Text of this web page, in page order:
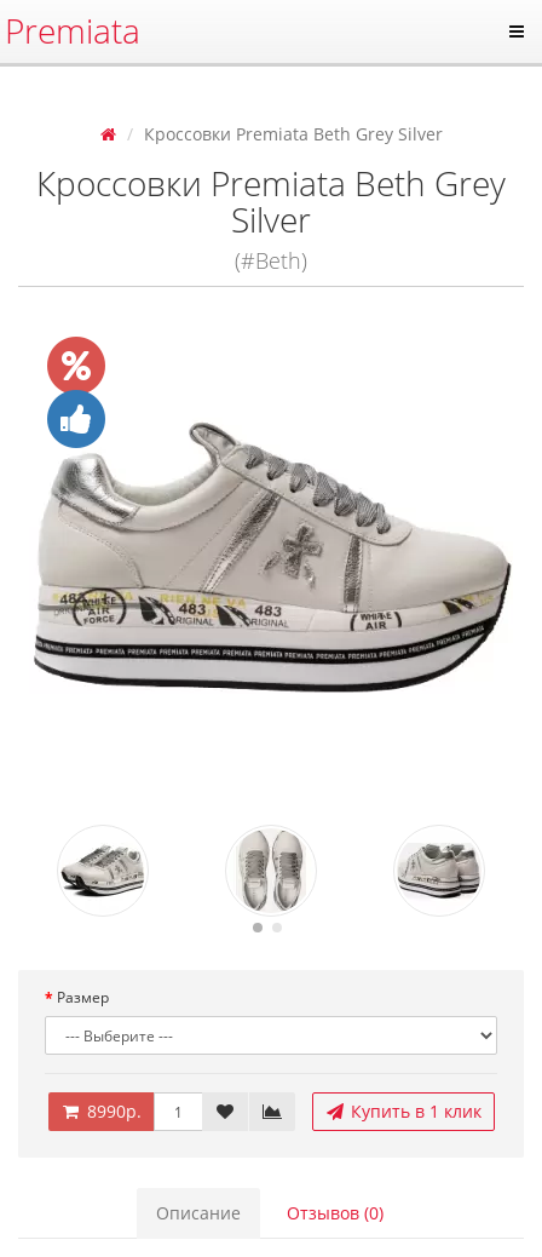
Premiata
Кроссовки Premiata Beth Grey Silver
Кроссовки Premiata Beth Grey
Silver
(#Beth)
Размер
8990р. Купить в 1 клик
Описание Отзывов (0)